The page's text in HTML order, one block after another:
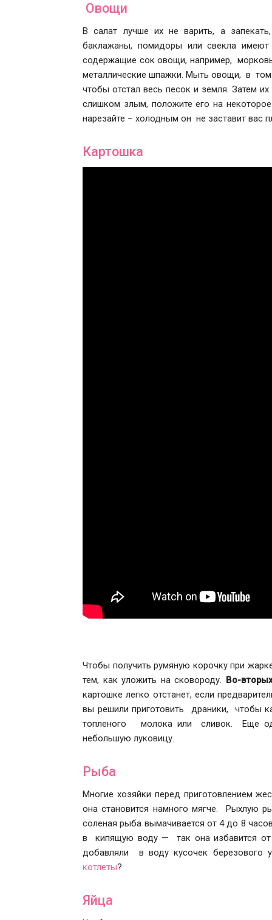
Овощи
В салат лучше их не варить, а
баклажаны, помидоры или свекла
содержащие сок овощи, например,
металлические шпажки. Мыть овощи, в том
чтобы отстал весь песок и земля. Затем
слишком злым, положите его на
нарезайте – холодным он не заставит вас
Картошка
Чтобы получить румяную корочку при
тем, как уложить на сковороду. Во-вторых
картошке легко отстанет, если
вы решили приготовить драники, чтобы
топленого молока или сливок. Еще
небольшую луковицу.
Рыба
Многие хозяйки перед приготовлением
она становится намного мягче. Рыхлую
соленая рыба вымачивается от 4 до 8
в кипящую воду — так она избавится от
добавляли в воду кусочек березового
котлеты?
Яйца